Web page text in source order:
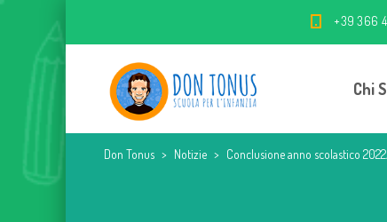
+39 366
Chi
Don Tonus > Notizie > Conclusione anno scolastico